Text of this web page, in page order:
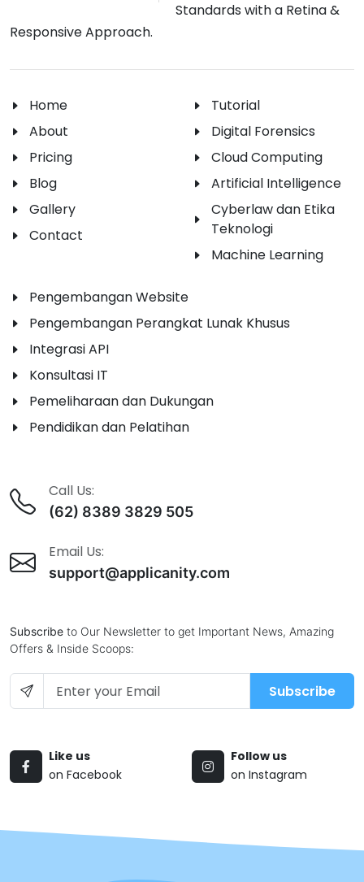
Standards with a Retina &
Responsive Approach.
Home
About
Pricing
Blog
Gallery
Contact
Tutorial
Digital Forensics
Cloud Computing
Artificial Intelligence
Cyberlaw dan Etika
Teknologi
Machine Learning
Pengembangan Website
Pengembangan Perangkat Lunak Khusus
Integrasi API
Konsultasi IT
Pemeliharaan dan Dukungan
Pendidikan dan Pelatihan
Call Us:
(62) 8389 3829 505
Email Us:
support@applicanity.com
Subscribe to Our Newsletter to get Important News, Amazing
Offers & Inside Scoops:
Subscribe
Like us
on Facebook
Follow us
on Instagram